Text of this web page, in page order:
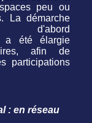
peu ou
La démarche
d'abord
a été élargie
afin de
participations
: en réseau